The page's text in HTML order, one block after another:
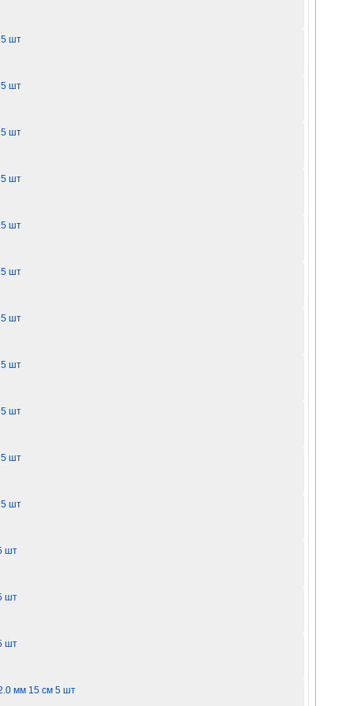
5 шт
5 шт
5 шт
5 шт
5 шт
5 шт
5 шт
5 шт
5 шт
5 шт
5 шт
шт
шт
шт
мм 15 см 5 шт